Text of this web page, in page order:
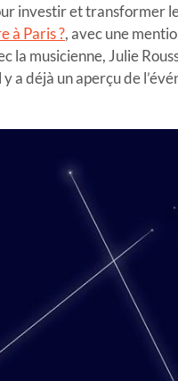
investir et transformer
à Paris ?, avec une
la musicienne, Julie
y a déjà un aperçu de